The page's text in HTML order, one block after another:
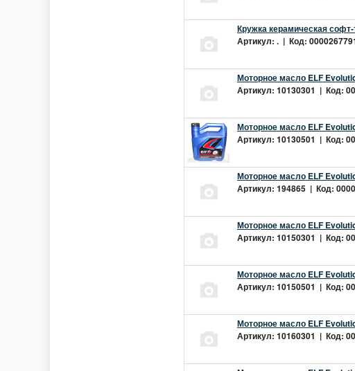
Кружка керамическая
Артикул: . | Код:
Моторное масло ELF
Артикул: 10130301 | Код:
Моторное масло ELF
Артикул: 10130501 | Код:
Моторное масло ELF
Артикул: 194865 | Код:
Моторное масло ELF
Артикул: 10150301 | Код:
Моторное масло ELF
Артикул: 10150501 | Код:
Моторное масло ELF
Артикул: 10160301 | Код: